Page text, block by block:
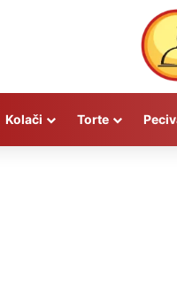
Kolači Torte